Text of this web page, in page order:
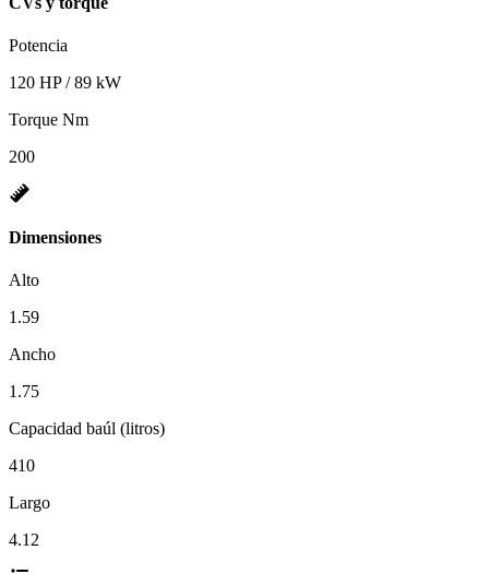
Potencia
120 HP / 89 kW
Torque Nm
200
Dimensiones
Alto
1.59
Ancho
1.75
Capacidad baúl (litros)
410
Largo
4.12